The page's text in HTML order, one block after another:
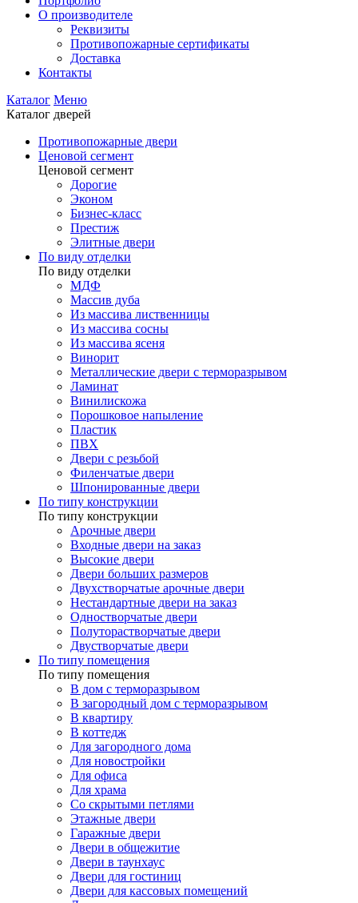
О производителе
Реквизиты
Противопожарные сертификаты
Доставка
Контакты
Каталог Меню
Каталог дверей
Противопожарные двери
Ценовой сегмент
Ценовой сегмент
Дорогие
Эконом
Бизнес-класс
Престиж
Элитные двери
По виду отделки
По виду отделки
МДФ
Массив дуба
Из массива лиственницы
Из массива сосны
Из массива ясеня
Винорит
Металлические двери с терморазрывом
Ламинат
Винилискожа
Порошковое напыление
Пластик
ПВХ
Двери с резьбой
Филенчатые двери
Шпонированные двери
По типу конструкции
По типу конструкции
Арочные двери
Входные двери на заказ
Высокие двери
Двери больших размеров
Двухстворчатые арочные двери
Нестандартные двери на заказ
Одностворчатые двери
Полуторастворчатые двери
Двустворчатые двери
По типу помещения
По типу помещения
В дом с терморазрывом
В загородный дом с терморазрывом
В квартиру
В коттедж
Для загородного дома
Для новостройки
Для офиса
Для храма
Со скрытыми петлями
Этажные двери
Гаражные двери
Двери в общежитие
Двери в таунхаус
Двери для гостиниц
Двери для кассовых помещений